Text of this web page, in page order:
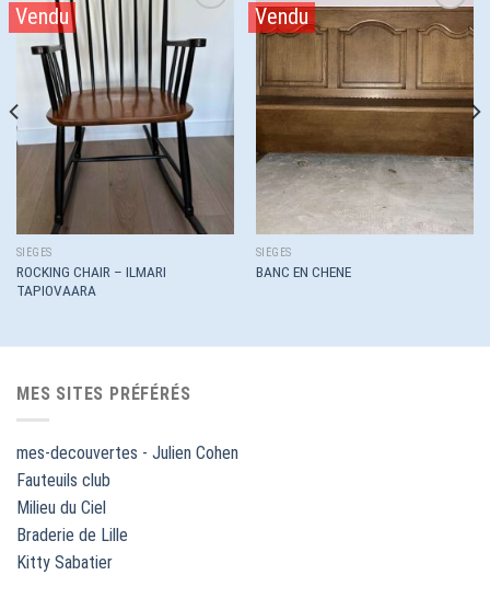
Vendu
à la
wishlist
SIÈGES
ROCKING CHAIR – ILMARI
TAPIOVAARA
Vendu
Ajouter
à la
SIÈGES
BANC EN CHENE
MES SITES PRÉFÉRÉS
mes-decouvertes - Julien Cohen
Fauteuils club
Milieu du Ciel
Braderie de Lille
Kitty Sabatier